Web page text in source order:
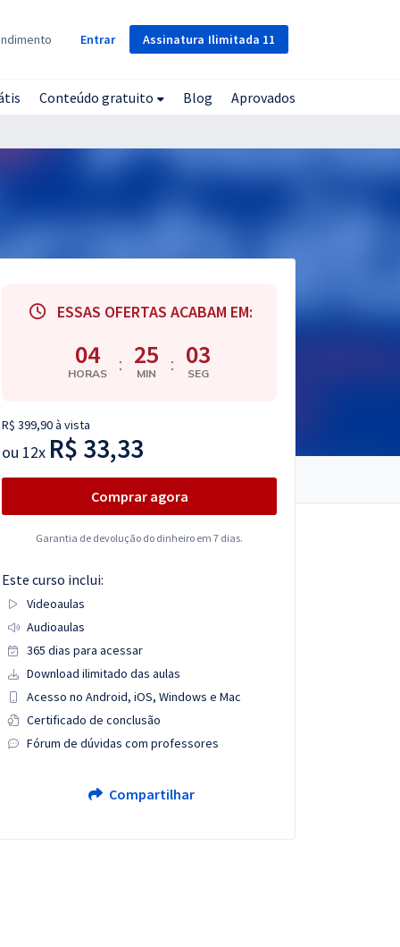
Assinatura Ilimitada 11
Entrar
Conteúdo gratuito Blog Aprovados
ESSAS OFERTAS ACABAM EM:
04
HORAS : 25
MIN : 02
SEG
R$ 399,90 à vista
ou 12x R$ 33,33
Comprar agora
Garantia de devolução do dinheiro em 7 dias.
Este curso inclui:
Videoaulas
Audioaulas
365 dias para acessar
Download ilimitado das aulas
Acesso no Android, iOS, Windows e Mac
Certificado de conclusão
Fórum de dúvidas com professores
Compartilhar